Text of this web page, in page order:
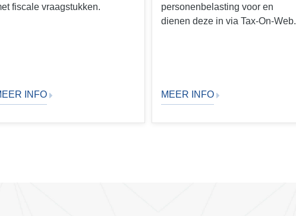
fiscale vraagstukken.
INFO
personenbelasting voor en
dienen deze in via Tax-On-Web.
MEER INFO